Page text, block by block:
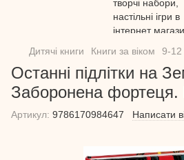
Дитячі книги Книги за віком 9-12
Останні підлітки на
Заборонена фортеця.
Артикул: 9786170984647 Написати